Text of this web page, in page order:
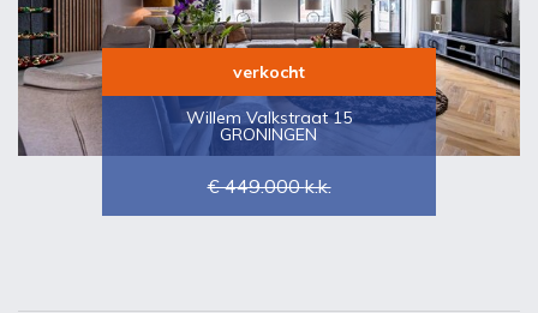
verkocht
Willem Valkstraat 15
GRONINGEN
€ 449.000k.k.